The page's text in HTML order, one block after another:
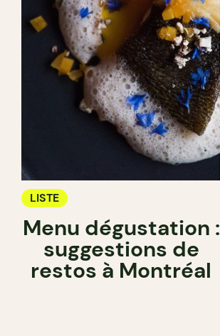
LISTE
Menu dégustation :
suggestions de
restos à Montréal